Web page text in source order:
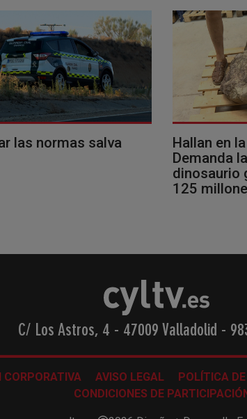
las normas salva
Hallan en
Demanda
dinosaurio
125
C/ Los Astros, 4 - 47009 Valladolid -
CORPORATIVA AVISO LEGAL POLÍTICA
CONDICIONES DE